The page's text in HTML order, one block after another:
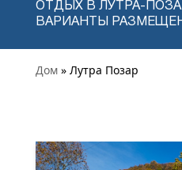
ОТДЫХ В ЛУТРА-
ВАРИАНТЫ
Дом » Лутра Позар